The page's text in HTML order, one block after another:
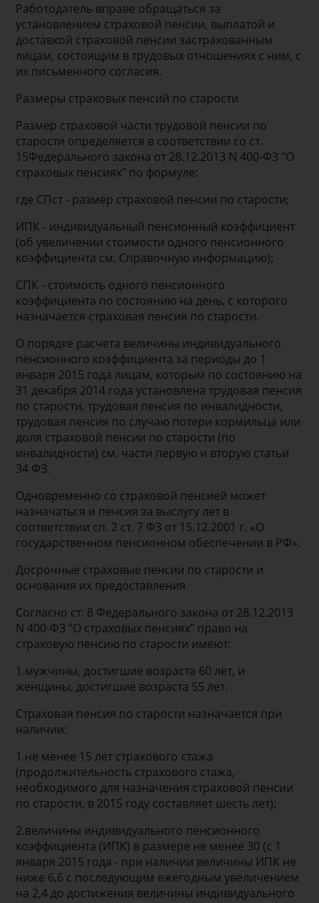
Работодатель вправе обращаться за
установлением страховой пенсии, выплатой и
доставкой страховой пенсии застрахованным
лицам, состоящим в трудовых отношениях с ним, с
их письменного согласия.
Размеры страховых пенсий по старости
Размер страховой части трудовой пенсии по
старости определяется в соответствии со ст.
15Федерального закона от 28.12.2013 N 400-ФЗ "О
страховых пенсиях" по формуле:
где СПст - размер страховой пенсии по старости;
ИПК - индивидуальный пенсионный коэффициент
(об увеличении стоимости одного пенсионного
коэффициента см. Справочную информацию);
СПК - стоимость одного пенсионного
коэффициента по состоянию на день, с которого
назначается страховая пенсия по старости.
О порядке расчета величины индивидуального
пенсионного коэффициента за периоды до 1
января 2015 года лицам, которым по состоянию на
31 декабря 2014 года установлена трудовая пенсия
по старости, трудовая пенсия по инвалидности,
трудовая пенсия по случаю потери кормильца или
доля страховой пенсии по старости (по
инвалидности) см. части первую и вторую статьи
34 ФЗ.
Одновременно со страховой пенсией может
назначаться и пенсия за выслугу лет в
соответствии сп. 2 ст. 7 ФЗ от 15.12.2001 г. «О
государственном пенсионном обеспечении в РФ».
Досрочные страховые пенсии по старости и
основания их предоставления
Согласно ст. 8 Федерального закона от 28.12.2013
N 400-ФЗ "О страховых пенсиях" право на
страховую пенсию по старости имеют:
1.мужчины, достигшие возраста 60 лет, и
женщины, достигшие возраста 55 лет.
Страховая пенсия по старости назначается при
наличии:
1.не менее 15 лет страхового стажа
(продолжительность страхового стажа,
необходимого для назначения страховой пенсии
по старости, в 2015 году составляет шесть лет);
2.величины индивидуального пенсионного
коэффициента (ИПК) в размере не менее 30 (с 1
января 2015 года - при наличии величины ИПК не
ниже 6,6 с последующим ежегодным увеличением
на 2,4 до достижения величины индивидуального